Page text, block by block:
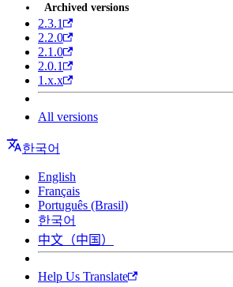
Archived versions
2.3.1
2.2.0
2.1.0
2.0.1
1.x.x
All versions
한국어
English
Français
Português (Brasil)
한국어
中文（中国）
Help Us Translate